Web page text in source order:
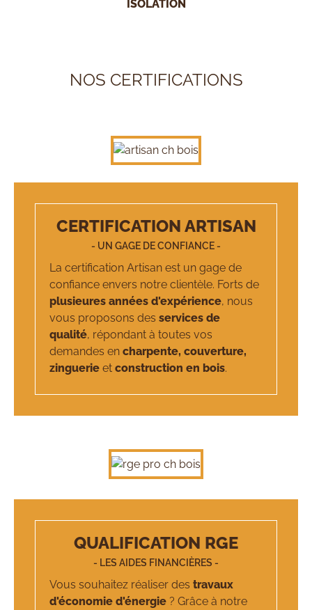
ISOLATION
NOS CERTIFICATIONS
CERTIFICATION ARTISAN
- UN GAGE DE CONFIANCE -
La certification Artisan est un gage de
confiance envers notre clientèle. Forts de
plusieures années d'expérience, nous
vous proposons des services de
qualité, répondant à toutes vos
demandes en charpente, couverture,
zinguerie et construction en bois.
QUALIFICATION RGE
- LES AIDES FINANCIÈRES -
Vous souhaitez réaliser des travaux
d'économie d'énergie ? Grâce à notre